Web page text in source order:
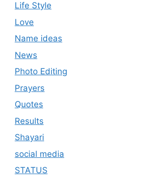
Life Style
Love
Name ideas
News
Photo Editing
Prayers
Quotes
Results
Shayari
social media
STATUS